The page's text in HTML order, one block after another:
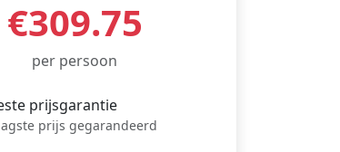
€309.75
per persoon
prijsgarantie
prijs gegarandeerd